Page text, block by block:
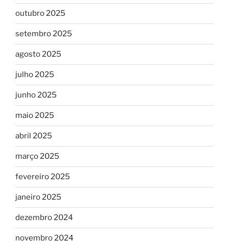
outubro 2025
setembro 2025
agosto 2025
julho 2025
junho 2025
maio 2025
abril 2025
março 2025
fevereiro 2025
janeiro 2025
dezembro 2024
novembro 2024